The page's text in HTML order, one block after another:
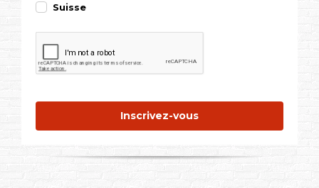
Suisse
Inscrivez-vous